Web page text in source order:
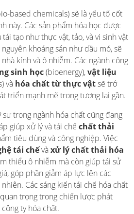
based chemicals) sẽ là yếu tố cốt
này. Các sản phẩm hóa học được
tạo như thực vật, tảo, và vi sinh vật
khoáng sản như dầu mỏ, sẽ
kính và ô nhiễm. Các ngành công
sinh học(bioenergy),vật liệu
và hóa chất từ thực vậtsẽ trở
triển mạnh mẽ trong tương lai gần.
sư trong ngành hóa chất cũng đang
giúp xử lý và tái chế chất thải
tiêu dùng và công nghiệp. Việc
tái chếvàxử lý chất thải hóa
thiểu ô nhiễm mà còn giúp tái sử
góp phần giảm áp lực lên các
Các sáng kiến tái chế hóa chất
trọng trong chiến lược phát
ty hóa chất.